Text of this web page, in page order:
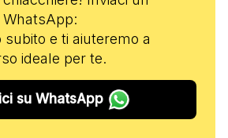
subito e ti aiuteremo a
ideale per te.
su WhatsApp